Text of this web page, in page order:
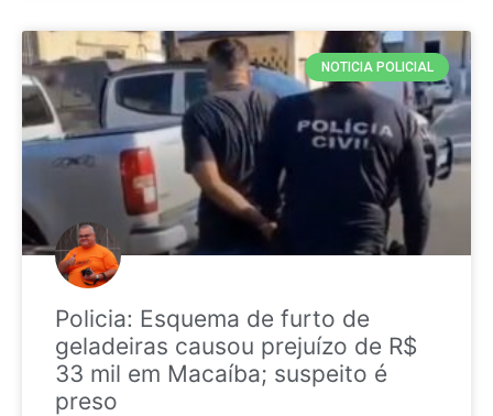
NOTICIA POLICIAL
Policia: Esquema de furto de
geladeiras causou prejuízo de R$
33 mil em Macaíba; suspeito é
preso